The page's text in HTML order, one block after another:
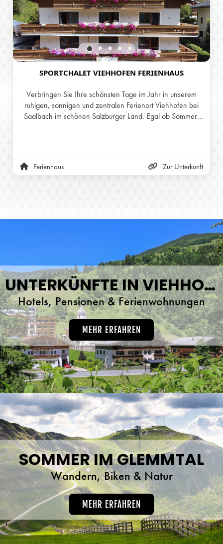
SPORTCHALET VIEHHOFEN FERIENHAUS
Verbringen Sie Ihre schönsten Tage im Jahr in unserem
ruhigen, sonnigen und zentralen Ferienort Viehhofen bei
Saalbach im schönen Salzburger Land. Egal ob Sommer-
Ihren Wohlfühlurlaub in Viehhofen im Ferienhaus
Sportchalet 11 verschiedene Ferienwohnungen mit
Ferienhaus Zur Unterkunft
UNTERKÜNFTE IN VIEHHOFEN
Hotels, Pensionen & Ferienwohnungen
MEHR ERFAHREN
SOMMER IM GLEMMTAL
Wandern, Biken & Natur
MEHR ERFAHREN